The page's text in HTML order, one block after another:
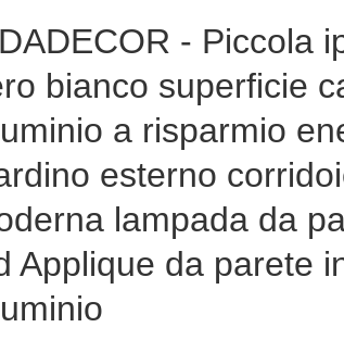
- Piccola
bianco superficie
a risparmio
esterno
lampada da
Applique da parete